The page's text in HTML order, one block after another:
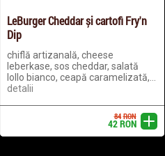
LeBurger Cheddar și cartofi Fry'n
Dip
chiflă artizanală, cheese
leberkase, sos cheddar, salată
lollo bianco, ceapă caramelizată,...
detalii
adaugă
42RON
84 RON